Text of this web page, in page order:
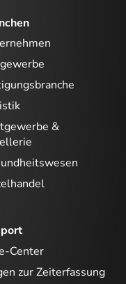
&
Center
zur Zeiterfassung